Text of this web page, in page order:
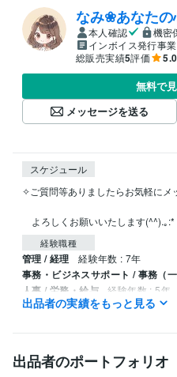
なみ❀あなたの
本人確認
機密
インボイス発行事
総販売実績5評価 5.0
無料で
メッセージを送る
スケジュール
✧ご質問等ありましたらお気軽にメ
よろしくお願いいたします(^^).｡:*
経験職種
管理 / 経理 経験年数 : 7年
事務・ビジネスサポート / 事務（一
人事 / 労務・給与 経験年数 : 5年
ライフスタイル・その他 / カウンセ
資格・検定
上級心理カウンセラー 取得年 :
出品者の実績をもっと見る
出品者のポートフォリオ